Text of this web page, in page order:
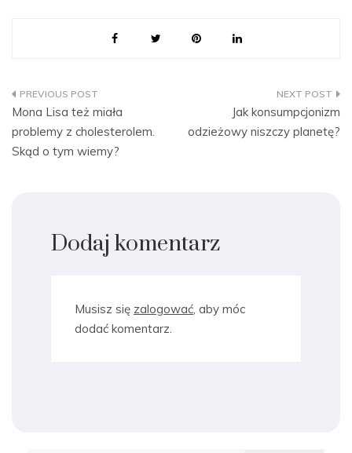
Nawigacja
wpisu
Mona Lisa też miała
problemy z cholesterolem.
Skąd o tym wiemy?
Jak konsumpcjonizm
odzieżowy niszczy planetę?
Dodaj komentarz
Musisz się zalogować, aby móc
dodać komentarz.